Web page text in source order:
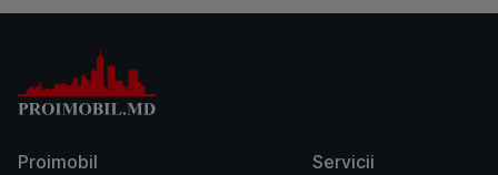
Proimobil Servicii